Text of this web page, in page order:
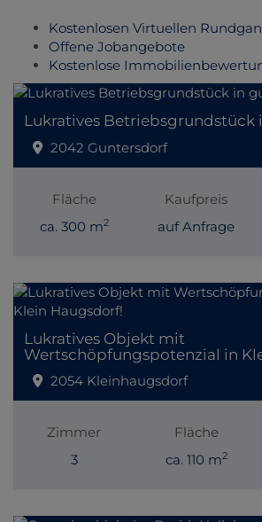
Kostenlosen Virtuellen
Offene Jobangebote
Kostenlose
Lukratives Betriebsgrundstück
2042 Guntersdorf
Fläche
ca. 300 m2
Kaufpreis
auf Anfrage
Lukratives Objekt mit
Wertschöpfungspotenzial in
2054 Kleinhaugsdorf
Zimmer
3
Fläche
ca. 110 m2